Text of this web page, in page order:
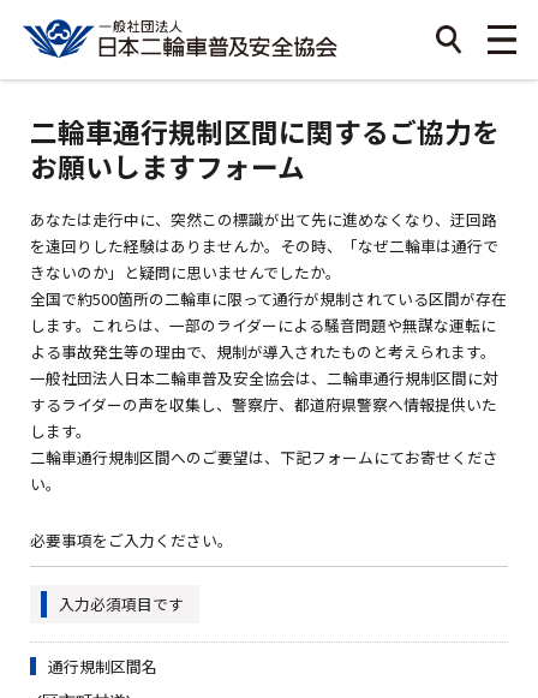
二輪車通行規制区間に関するご協力を
お願いしますフォーム
あなたは走行中に、突然この標識が出て先に進めなくなり、迂回路
を遠回りした経験はありませんか。その時、「なぜ二輪車は通行で
きないのか」と疑問に思いませんでしたか。
全国で約500箇所の二輪車に限って通行が規制されている区間が存在
します。これらは、一部のライダーによる騒音問題や無謀な運転に
よる事故発生等の理由で、規制が導入されたものと考えられます。
一般社団法人日本二輪車普及安全協会は、二輪車通行規制区間に対
するライダーの声を収集し、警察庁、都道府県警察へ情報提供いた
します。
二輪車通行規制区間へのご要望は、下記フォームにてお寄せくださ
い。
必要事項をご入力ください。
入力必須項目です
通行規制区間名